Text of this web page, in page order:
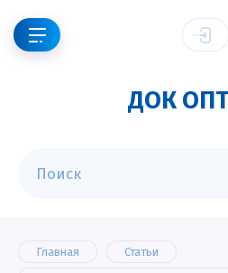
ДОК
Главная
Статьи